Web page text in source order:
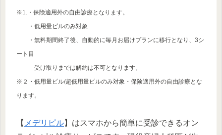
※1.・保険適用外の自由診療となります。
・低用量ピルのみ対象
・無料期間終了後、自動的に毎月お届けプランに移行となり、3シ
ート目
受け取りまでは解約は不可となります。
※２・低用量ピル/超低用量ピルのみ対象・保険適用外の自由診療とな
ります。
【 メデリピル】はスマホから簡単に受診できるオン